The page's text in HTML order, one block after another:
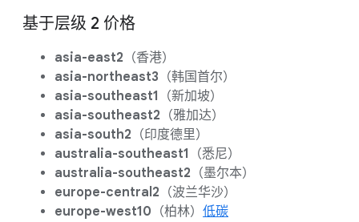
基于层级 2 价格
asia-east2 （香港）
asia-northeast3 （韩国首尔）
asia-southeast1 （新加坡）
asia-southeast2 （雅加达）
asia-south2 （印度德里）
australia-southeast1 （悉尼）
australia-southeast2 （墨尔本）
europe-central2 （波兰华沙）
europe-west10 （柏林） 低碳